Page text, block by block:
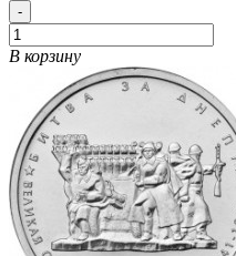
-
В корзину